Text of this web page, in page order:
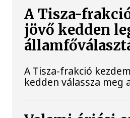
A Tisza-
jövő kedden
A Tisza-frakció
kedden válassza meg